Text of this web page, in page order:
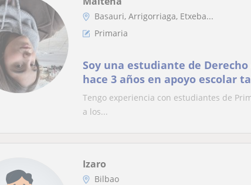
Basauri, Arrigorriaga, Etxeba...
Primaria
Soy una estudiante de
hace 3 años en apoyo escolar
primaria como de la ESO.
Tengo experiencia con estudiantes de
a los...
Izaro
Bilbao